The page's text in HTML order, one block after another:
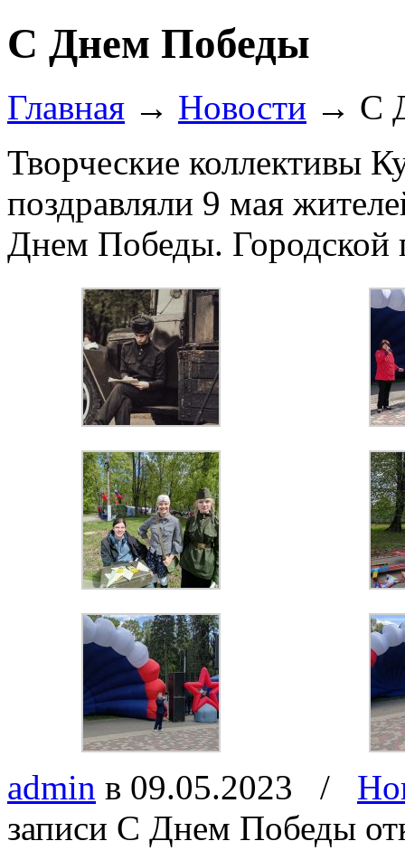
C Днем Победы
Главная → Новости → C
Творческие коллективы
поздравляли 9 мая
Днем Победы. Городской
admin в 09.05.2023 /
записи C Днем Победы